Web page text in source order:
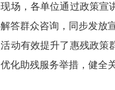
场，各单位通过政策宣
解答群众咨询，同步发放
动有效提升了惠残政策
化助残服务举措，健全